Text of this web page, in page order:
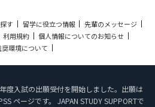
す 留学に役立つ情報
先輩のメッセージ
利用規約
個人情報についてのお知らせ
奨環境について
度入試の出願受付を開始しました。出願は
ページです。 JAPAN STUDY SUPPORTで